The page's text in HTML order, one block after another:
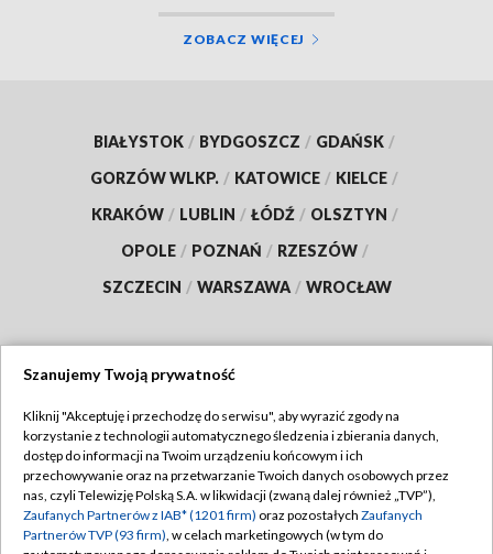
ZOBACZ WIĘCEJ
BIAŁYSTOK / BYDGOSZCZ / GDAŃSK /
GORZÓW WLKP. / KATOWICE / KIELCE /
KRAKÓW / LUBLIN / ŁÓDŹ / OLSZTYN /
OPOLE / POZNAŃ / RZESZÓW /
SZCZECIN / WARSZAWA / WROCŁAW
TVP
Abonament TVP
Emisja w TVP
Centrum informacji TVP
Regulamin TVP
Polityka prywatności
Szanujemy Twoją prywatność
Kliknij "Akceptuję i przechodzę do serwisu", aby wyrazić zgody na
korzystanie z technologii automatycznego śledzenia i zbierania danych,
dostęp do informacji na Twoim urządzeniu końcowym i ich
przechowywanie oraz na przetwarzanie Twoich danych osobowych przez
nas, czyli Telewizję Polską S.A. w likwidacji (zwaną dalej również „TVP”),
Zaufanych Partnerów z IAB* (1201 firm) oraz pozostałych Zaufanych
Partnerów TVP (93 firm), w celach marketingowych (w tym do